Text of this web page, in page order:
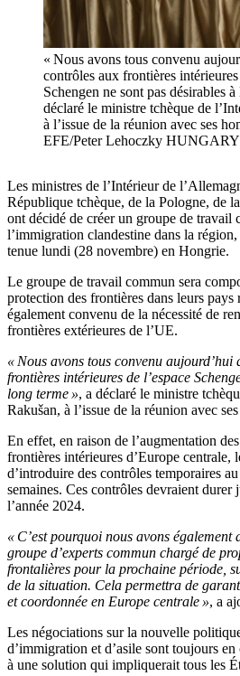
« Nous avons tous convenu
contrôles aux frontières intérieures
Schengen ne sont pas désirables
déclaré le ministre tchèque de
à l’issue de la réunion avec ses
EFE/Peter Lehoczky
Les ministres de l’Intérieur de
République tchèque, de la Pologne, de
ont décidé de créer un groupe de travail
l’immigration clandestine dans la
tenue lundi (28 novembre) en Hongrie.
Le groupe de travail commun sera
protection des frontières dans leurs
également convenu de la nécessité de
frontières extérieures de l’UE.
« Nous avons tous convenu aujourd’hui
frontières intérieures de l’espace
long terme », a déclaré le ministre
Rakušan, à l’issue de la réunion avec
En effet, en raison de l’augmentation
frontières intérieures d’Europe centrale,
d’introduire des contrôles temporaires
semaines. Ces contrôles devraient durer
l’année 2024.
« C’est pourquoi nous avons également
groupe d’experts commun chargé de
frontalières pour la prochaine période,
de la situation. Cela permettra de
et coordonnée en Europe centrale », a
Les négociations sur la nouvelle
d’immigration et d’asile sont toujours
à une solution qui impliquerait tous les